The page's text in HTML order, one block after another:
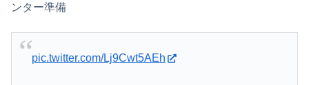
ンター準備
pic.twitter.com/Lj9Cwt5AEh